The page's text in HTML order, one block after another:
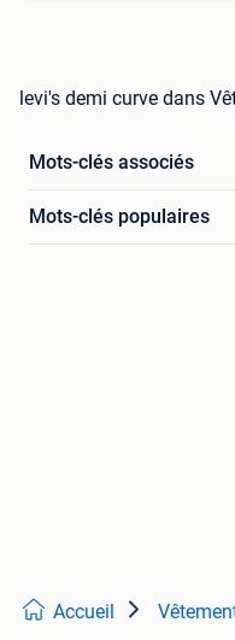
levi's demi curve dans
Mots-clés associés
Mots-clés populaires
Accueil